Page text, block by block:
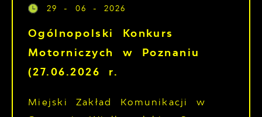
29 - 06 - 2026
Ogólnopolski Konkurs
Motorniczych w Poznaniu
(27.06.2026 r.
Miejski Zakład Komunikacji w